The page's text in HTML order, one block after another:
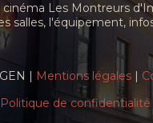
cinéma Les Montreurs
salles, l'équipement,
| Mentions légales |
Politique de confidentialité